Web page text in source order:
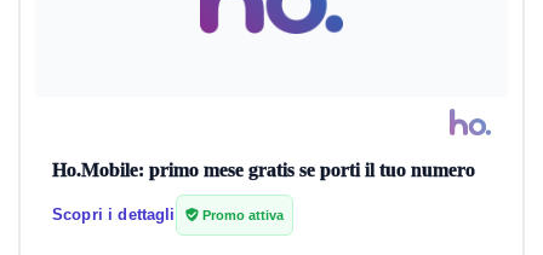
Ho.Mobile: primo mese gratis se porti il tuo numero
Scopri i dettagli Promo attiva